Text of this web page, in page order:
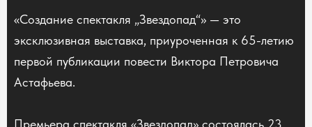
«Создание спектакля „Звездопад“» — это
эксклюзивная выставка, приуроченная к 65-летию
первой публикации повести Виктора Петровича
Астафьева.